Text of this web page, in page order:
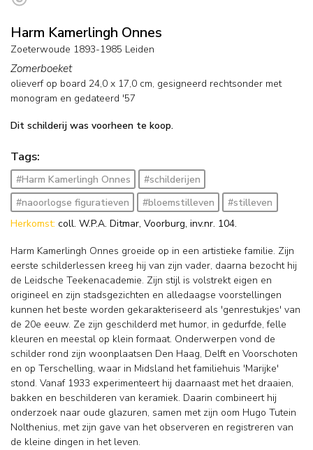
Harm Kamerlingh Onnes
Zoeterwoude 1893-1985 Leiden
Zomerboeket
olieverf op board 24,0 x 17,0 cm, gesigneerd rechtsonder met
monogram en gedateerd '57
Dit schilderij was voorheen te koop.
Tags:
#Harm Kamerlingh Onnes
#schilderijen
#naoorlogse figuratieven
#bloemstilleven
#stilleven
Herkomst: coll. W.P.A. Ditmar, Voorburg, inv.nr. 104.
Harm Kamerlingh Onnes groeide op in een artistieke familie. Zijn
eerste schilderlessen kreeg hij van zijn vader, daarna bezocht hij
de Leidsche Teekenacademie. Zijn stijl is volstrekt eigen en
origineel en zijn stadsgezichten en alledaagse voorstellingen
kunnen het beste worden gekarakteriseerd als 'genrestukjes' van
de 20e eeuw. Ze zijn geschilderd met humor, in gedurfde, felle
kleuren en meestal op klein formaat. Onderwerpen vond de
schilder rond zijn woonplaatsen Den Haag, Delft en Voorschoten
en op Terschelling, waar in Midsland het familiehuis 'Marijke'
stond. Vanaf 1933 experimenteert hij daarnaast met het draaien,
bakken en beschilderen van keramiek. Daarin combineert hij
onderzoek naar oude glazuren, samen met zijn oom Hugo Tutein
Nolthenius, met zijn gave van het observeren en registreren van
de kleine dingen in het leven.